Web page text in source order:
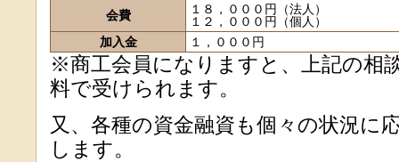
会費
１８，０００円（法人）
１２，０００円（個人）
加入金
１，０００円
※商工会員になりますと、上記の相
料で受けられます。
又、各種の資金融資も個々の状況に
します。